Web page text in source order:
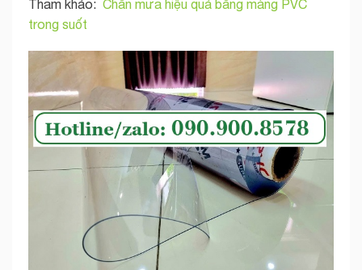
Tham khảo: Chắn mưa hiệu quả bằng màng PVC
trong suốt